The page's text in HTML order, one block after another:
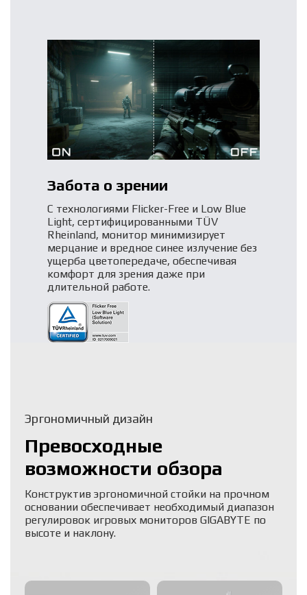
Забота о зрении
С технологиями Flicker-Free и Low Blue
Light, сертифицированными TÜV
Rheinland, монитор минимизирует
мерцание и вредное синее излучение без
ущерба цветопередаче, обеспечивая
комфорт для зрения даже при
длительной работе.
Эргономичный дизайн
Превосходные
возможности обзора
Конструктив эргономичной стойки на прочном
основании обеспечивает необходимый диапазон
регулировок игровых мониторов GIGABYTE по
высоте и наклону.